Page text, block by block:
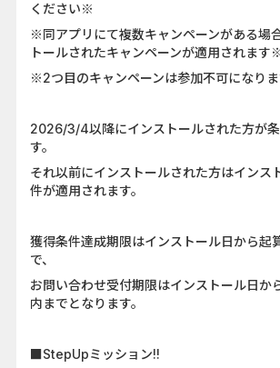
ください※
※同アプリにて複数キャンペーンがある場
トールされたキャンペーンが適用されます
※2つ目のキャンペーンは参加不可になり
2026/3/4以降にインストールされた方が
す。
それ以前にインストールされた方はインス
件が適用されます。
獲得条件達成期限はインストール日から起
で、
お問い合わせ受付期限はインストール日か
内までとなります。
■StepUpミッション!!